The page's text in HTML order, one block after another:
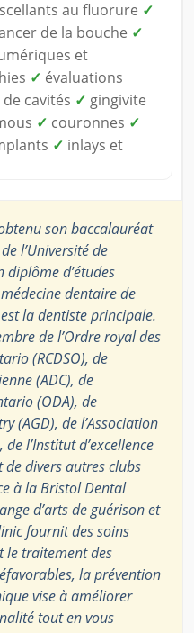
au fluorure ✓
de la bouche ✓
et
✓ évaluations
cavités ✓ gingivite
✓ couronnes ✓
✓ inlays et
son baccalauréat
l’Université de
diplôme d’études
dentaire de
la dentiste principale.
de l’Ordre royal des
(RCDSO), de
(ADC), de
(ODA), de
(AGD), de l’Association
l’Institut d’excellence
de divers autres clubs
à la Bristol Dental
d’arts de guérison et
fournit des soins
le traitement des
la prévention
vise à améliorer
tout en vous